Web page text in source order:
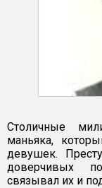
Столичные
маньяка,
девушек.
доверчивых
связывал их и